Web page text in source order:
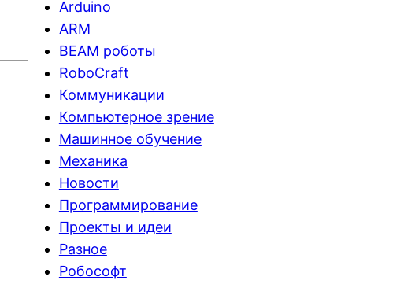
Arduino
ARM
BEAM роботы
RoboCraft
Коммуникации
Компьютерное зрение
Машинное обучение
Механика
Новости
Программирование
Проекты и идеи
Разное
Робософт